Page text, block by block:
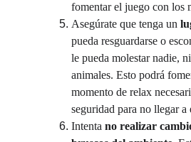
fomentar el juego con los
Asegúrate que tenga un
pueda resguardarse o
le pueda molestar nadie,
animales. Esto podrá
momento de relax
seguridad para no llegar a
Intenta no realizar